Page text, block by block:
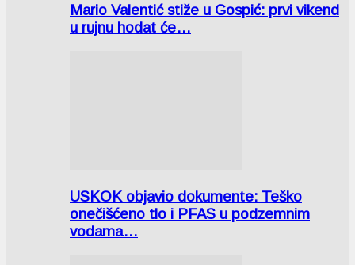
Mario Valentić stiže u Gospić: prvi vikend
u rujnu hodat će…
USKOK objavio dokumente: Teško
onečišćeno tlo i PFAS u podzemnim
vodama…